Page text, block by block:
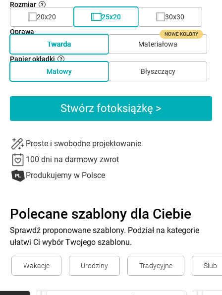
Rozmiar
20x20
25x20
30x30
Oprawa
Twarda
Materiałowa
NOWE KOLORY
Papier okładki
Matowy
Błyszczący
Stwórz fotoksiążkę >
Proste i swobodne projektowanie
100 dni na darmowy zwrot
Produkujemy w Polsce
Polecane szablony dla Ciebie
Sprawdź proponowane szablony. Podział na kategorie
ułatwi Ci wybór Twojego szablonu.
Wakacje Urodziny Tradycyjne Ślub